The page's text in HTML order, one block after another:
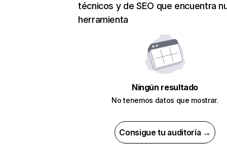
técnicos y de SEO que encuentra
herramienta
Ningún resultado
No tenemos datos que mostrar.
Consigue tu auditoría →